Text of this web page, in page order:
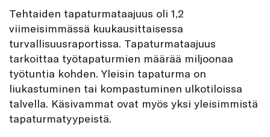
Tehtaiden tapaturmataajuus oli 1,2
viimeisimmässä kuukausittaisessa
turvallisuusraportissa. Tapaturmataajuus
tarkoittaa työtapaturmien määrää miljoonaa
työtuntia kohden. Yleisin tapaturma on
liukastuminen tai kompastuminen ulkotiloissa
talvella. Käsivammat ovat myös yksi yleisimmistä
tapaturmatyypeistä.